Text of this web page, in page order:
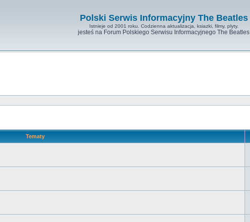
Polski Serwis Informacyjny The Beatles
Istnieje od 2001 roku. Codzienna aktualizacja, ksiazki, filmy, plyty.
jesteś na Forum Polskiego Serwisu Informacyjnego The Beatles
Tematy